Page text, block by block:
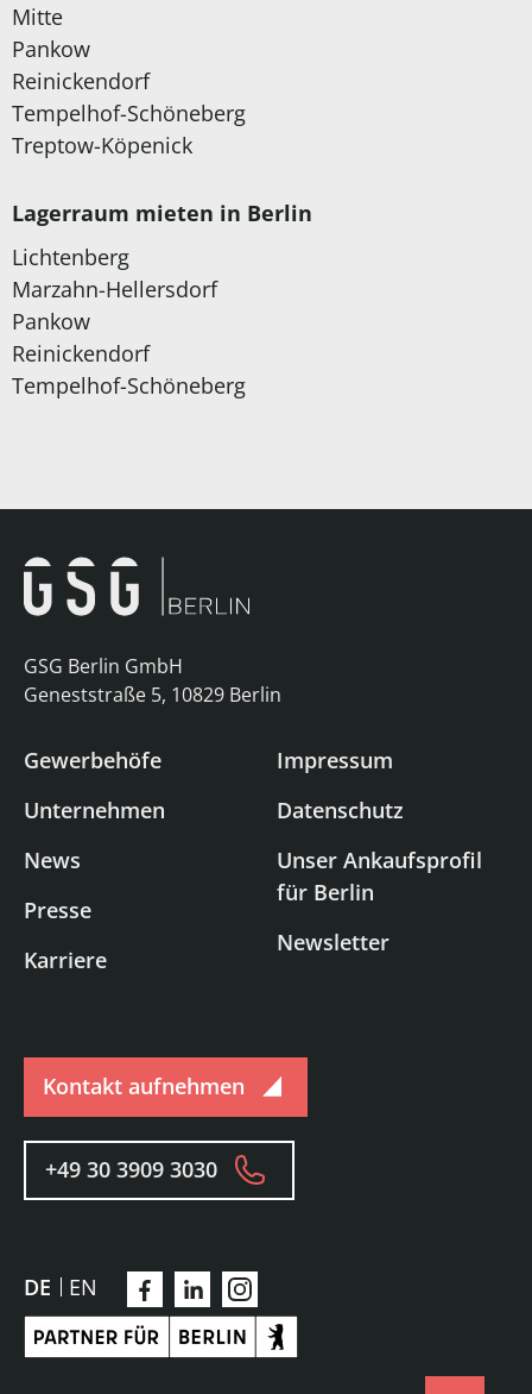
Mitte
Pankow
Reinickendorf
Tempelhof-Schöneberg
Treptow-Köpenick
Lagerraum mieten in Berlin
Lichtenberg
Marzahn-Hellersdorf
Pankow
Reinickendorf
Tempelhof-Schöneberg
GSG Berlin GmbH
Geneststraße 5, 10829 Berlin
Gewerbehöfe
Unternehmen
News
Presse
Karriere
Impressum
Datenschutz
Unser Ankaufsprofil
für Berlin
Newsletter
Kontakt aufnehmen
+49 30 3909 3030
DE EN